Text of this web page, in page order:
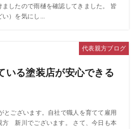
ましたので雨樋を確認してきました。 皆
）を気にし...
代表親方ブログ
いる塗装店が安心できる
とございます。自社で職人を育てて雇用
方 新川でございます。 さて、今日も本